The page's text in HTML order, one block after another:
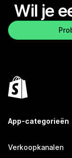
Wil je
App-categorieën
Verkoopkanalen